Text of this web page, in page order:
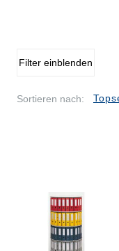
Filter einblenden
Sortieren nach: